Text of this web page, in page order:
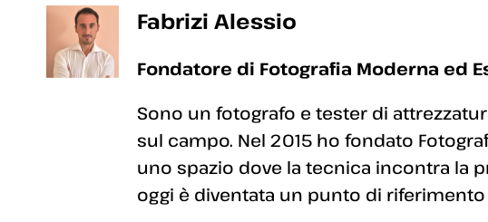
Fabrizi Alessio
Fondatore di Fotografia Moderna ed
Sono un fotografo e tester di
sul campo. Nel 2015 ho fondato
uno spazio dove la tecnica incontra la
oggi è diventata un punto di